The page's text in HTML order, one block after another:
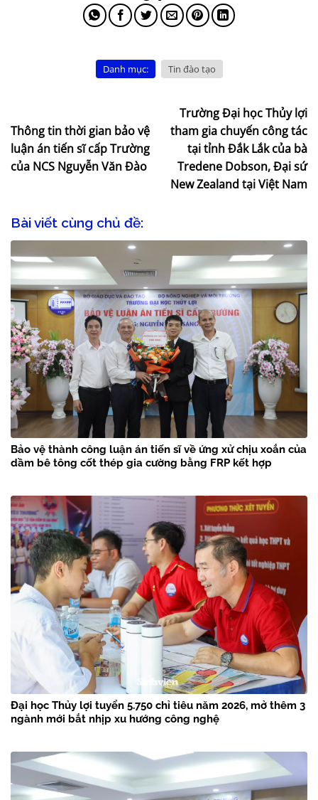
Danh mục: Tin đào tạo
Thông tin thời gian bảo vệ
luận án tiến sĩ cấp Trường
của NCS Nguyễn Văn Đào
Trường Đại học Thủy lợi
tham gia chuyến công tác
tại tỉnh Đắk Lắk của bà
Tredene Dobson, Đại sứ
New Zealand tại Việt Nam
Bài viết cùng chủ đề:
Bảo vệ thành công luận án tiến sĩ về ứng xử chịu xoắn của
dầm bê tông cốt thép gia cường bằng FRP kết hợp
Đại học Thủy lợi tuyển 5.750 chỉ tiêu năm 2026, mở thêm 3
ngành mới bắt nhịp xu hướng công nghệ